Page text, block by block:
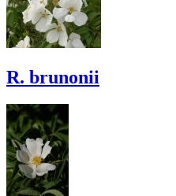
R. brunonii